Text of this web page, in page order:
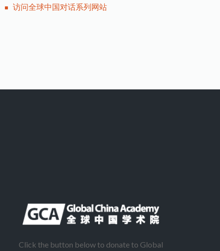
访问全球中国对话系列网站
Click the button below to donate to Global